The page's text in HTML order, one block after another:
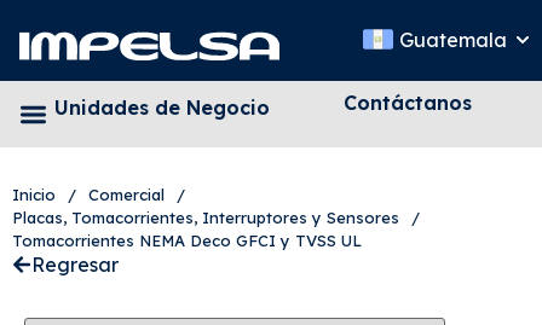
Guatemala
Unidades de Negocio Contáctanos
Inicio / Comercial
/
Placas, Tomacorrientes, Interruptores y Sensores
/
Tomacorrientes NEMA Deco GFCI y TVSS UL
Regresar